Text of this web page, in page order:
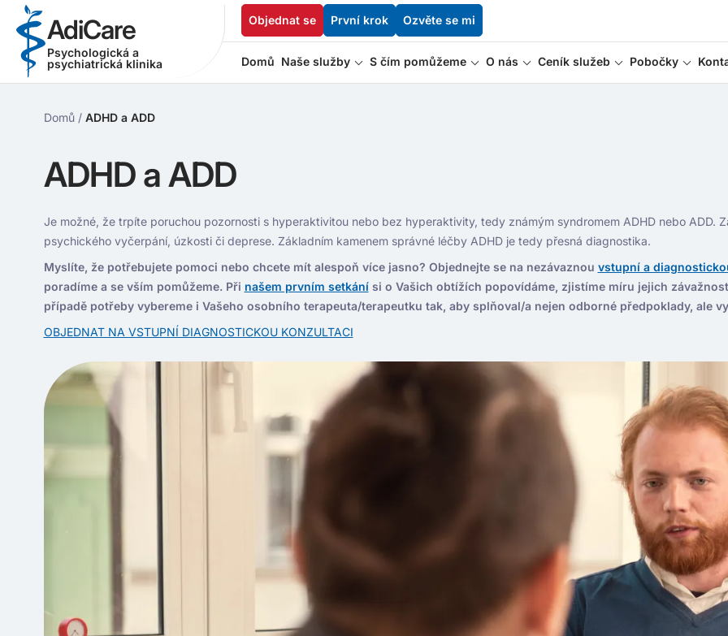
AdiCare
Psychologická a
psychiatrická klinika
Objednat se První krok Ozvěte se mi
Domů Naše služby S čím pomůžeme O nás Ceník služeb Pobočky
Domů/ ADHD a ADD
ADHD a ADD
Je možné, že trpíte poruchou pozornosti s hyperaktivitou nebo bez hyperaktivity, tedy známým syndromem ADHD nebo ADD.
psychického vyčerpání, úzkosti či deprese. Základním kamenem správné léčby ADHD je tedy přesná diagnostika.
Myslíte, že potřebujete pomoci nebo chcete mít alespoň více jasno? Objednejte se na nezávaznou vstupní a
poradíme a se vším pomůžeme. Při našem prvním setkánísi o Vašich obtížích popovídáme, zjistíme míru jejich
případě potřeby vybereme i Vašeho osobního terapeuta/terapeutku tak, aby splňoval/a nejen odborné předpoklady, ale
OBJEDNAT NA VSTUPNÍ DIAGNOSTICKOU KONZULTACI